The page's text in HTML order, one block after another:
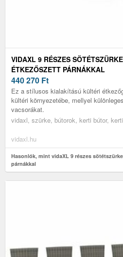
VIDAXL 9 RÉSZES
ÉTKEZŐSZETT PÁRNÁKKAL
440 270 Ft
Ez a stílusos kialakítású kültéri
kültéri környezetébe, mellyel
vacsorákat.
vidaxl, szürke, bútorok, kerti bútor,
vidaxl.hu
Hasonlók, mint vidaXL 9 részes
párnákkal